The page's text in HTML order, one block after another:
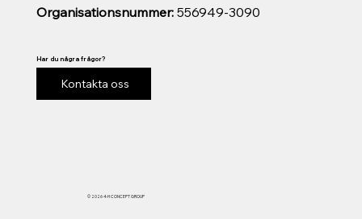
© 2026 4-H CONCEPT GROUP
Organisationsnummer:556949-3090
Har du några frågor?
Kontakta oss